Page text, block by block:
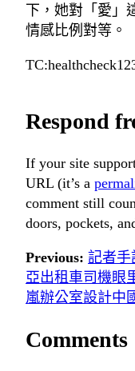
下，她對「愛」
情感比例對等。
Respond
If your site
URL (it’s a
comment still
doors, pockets,
Previous: 記者手
亞出租車司機眼
嵐辦公室設計中
Comments